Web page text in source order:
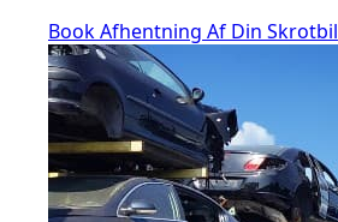
Book Afhentning Af Din Skrotbil